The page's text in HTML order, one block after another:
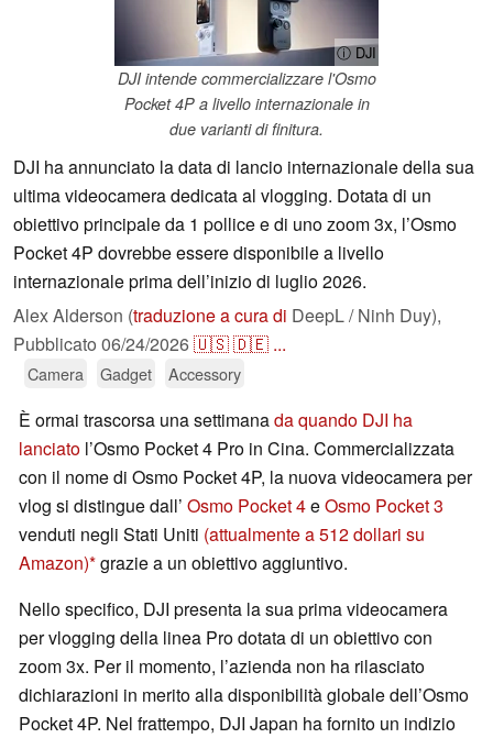
ⓘ DJI
DJI intende commercializzare l'Osmo
Pocket 4P a livello internazionale in
due varianti di finitura.
DJI ha annunciato la data di lancio internazionale della sua
ultima videocamera dedicata al vlogging. Dotata di un
obiettivo principale da 1 pollice e di uno zoom 3x, l’Osmo
Pocket 4P dovrebbe essere disponibile a livello
internazionale prima dell’inizio di luglio 2026.
Alex Alderson (traduzione a cura di DeepL / Ninh Duy),
Pubblicato 06/24/2026🇺🇸🇩🇪 ...
Camera Gadget Accessory
È ormai trascorsa una settimanada quando DJI ha
lanciato l’Osmo Pocket 4 Pro in Cina. Commercializzata
con il nome di Osmo Pocket 4P, la nuova videocamera per
vlog si distingue dall’ Osmo Pocket 4eOsmo Pocket 3
venduti negli Stati Uniti (attualmente a 512 dollari su
Amazon) grazie a un obiettivo aggiuntivo.
Nello specifico, DJI presenta la sua prima videocamera
per vlogging della linea Pro dotata di un obiettivo con
zoom 3x. Per il momento, l’azienda non ha rilasciato
dichiarazioni in merito alla disponibilità globale dell’Osmo
Pocket 4P. Nel frattempo, DJI Japan ha fornito un indizio